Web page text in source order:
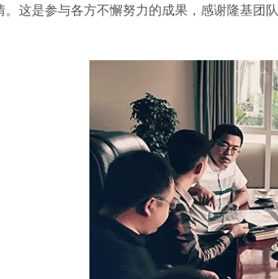
。这是参与各方不懈努力的成果，感谢隆基团